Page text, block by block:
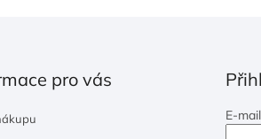
pro vás
E-mail